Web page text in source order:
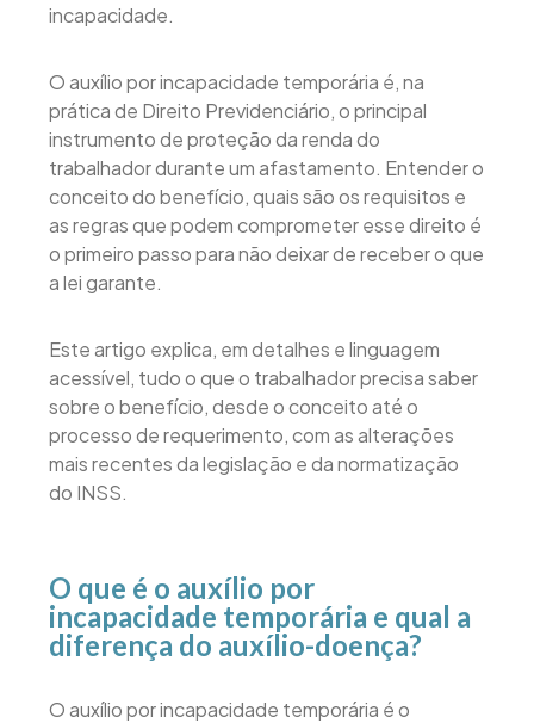
incapacidade.
O auxílio por incapacidade temporária é, na
prática de Direito Previdenciário, o principal
instrumento de proteção da renda do
trabalhador durante um afastamento. Entender o
conceito do benefício, quais são os requisitos e
as regras que podem comprometer esse direito é
o primeiro passo para não deixar de receber o que
a lei garante.
Este artigo explica, em detalhes e linguagem
acessível, tudo o que o trabalhador precisa saber
sobre o benefício, desde o conceito até o
processo de requerimento, com as alterações
mais recentes da legislação e da normatização
do INSS.
O que é o auxílio por
incapacidade temporária e qual a
diferença do auxílio-doença?
O auxílio por incapacidade temporária é o